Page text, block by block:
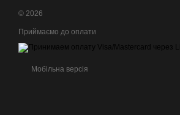
© 2026
Приймаємо до оплати
Мобільна версія